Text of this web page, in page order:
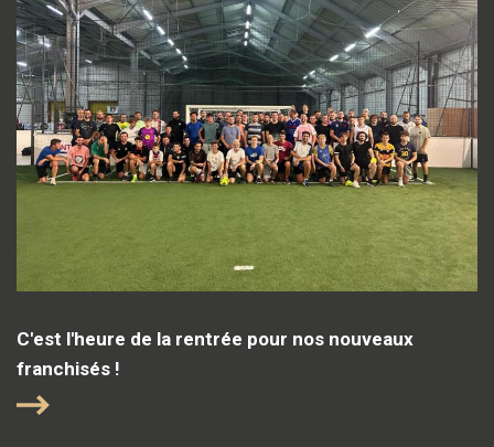
C'est l'heure de la rentrée pour nos nouveaux
franchisés !